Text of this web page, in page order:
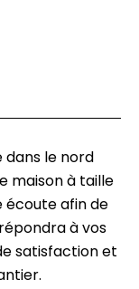
dans le nord
maison à taille
écoute afin de
à vos
satisfaction et